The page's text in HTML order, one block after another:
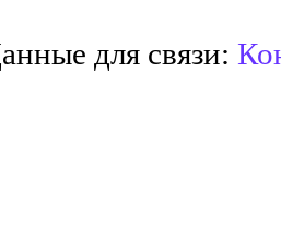
для связи: